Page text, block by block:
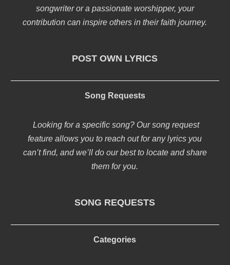
songwriter or a passionate worshipper, your
contribution can inspire others in their faith journey.
POST OWN LYRICS
Song Requests
Looking for a specific song? Our song request
feature allows you to reach out for any lyrics you
can’t find, and we’ll do our best to locate and share
them for you.
SONG REQUESTS
Categories